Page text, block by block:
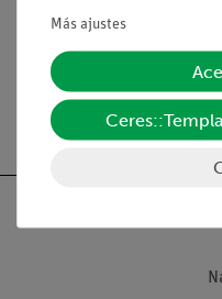
°C
Más ajustes